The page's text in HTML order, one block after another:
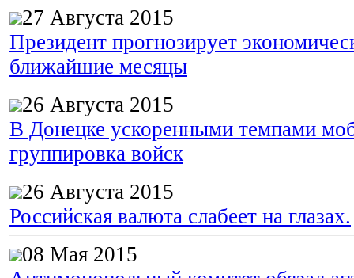
27 Августа 2015
Президент прогнозирует
ближайшие месяцы
26 Августа 2015
В Донецке ускоренными темпами
группировка войск
26 Августа 2015
Российская валюта слабеет на глазах.
08 Мая 2015